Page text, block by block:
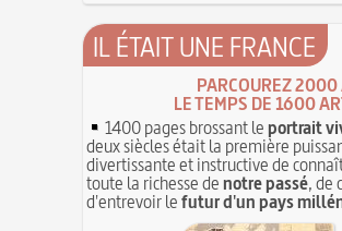
IL ÉTAIT UNE FRANCE
PARCOUREZ 2000
LE TEMPS DE 1600
1400 pages brossant leportrait
deux siècles était la première
divertissante et instructive de
toute la richesse denotre passé, de
d'entrevoir lefutur d'un pays